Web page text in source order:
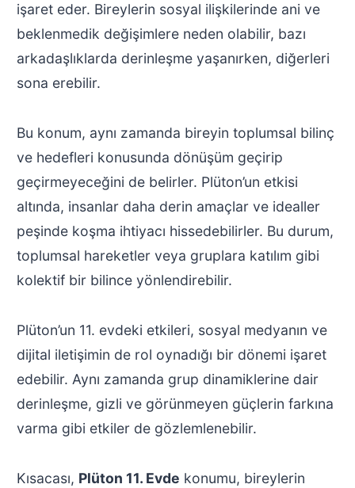
işaret eder. Bireylerin sosyal ilişkilerinde ani ve
beklenmedik değişimlere neden olabilir, bazı
arkadaşlıklarda derinleşme yaşanırken, diğerleri
sona erebilir.
Bu konum, aynı zamanda bireyin toplumsal bilinç
ve hedefleri konusunda dönüşüm geçirip
geçirmeyeceğini de belirler. Plüton’un etkisi
altında, insanlar daha derin amaçlar ve idealler
peşinde koşma ihtiyacı hissedebilirler. Bu durum,
toplumsal hareketler veya gruplara katılım gibi
kolektif bir bilince yönlendirebilir.
Plüton’un 11. evdeki etkileri, sosyal medyanın ve
dijital iletişimin de rol oynadığı bir dönemi işaret
edebilir. Aynı zamanda grup dinamiklerine dair
derinleşme, gizli ve görünmeyen güçlerin farkına
varma gibi etkiler de gözlemlenebilir.
Kısacası, Plüton 11. Evde konumu, bireylerin